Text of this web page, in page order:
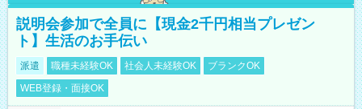
説明会参加で全員に【現金2千円相当プレゼン
ト】生活のお手伝い
派遣 職種未経験OK 社会人未経験OK
ブランクOK
WEB登録・面接OK